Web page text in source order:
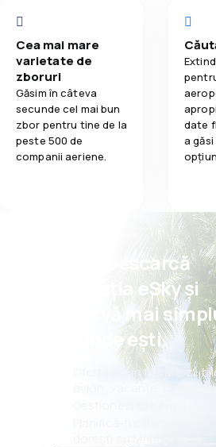
5,0
Transportul bagajelor 5,0
Mâncare 3,0
Cea mai mare
varietate de
zboruri
Găsim în câteva
secunde cel mai bun
zbor pentru tine de la
peste 500 de
companii aeriene.
date
a
Psst! Descarcă
aplicația eSky și
rezervă mai
oriunde ești.
Oferte noi în fiecare zi:
avion, vacanțe, city
Planifică-ți călătoriile așa